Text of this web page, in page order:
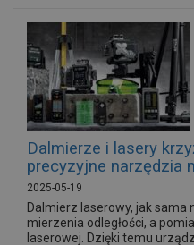
Dalmierze i lasery
precyzyjne narzędzia
2025-05-19
Dalmierz laserowy, jak sama
mierzenia odległości, a
laserowej. Dzięki temu